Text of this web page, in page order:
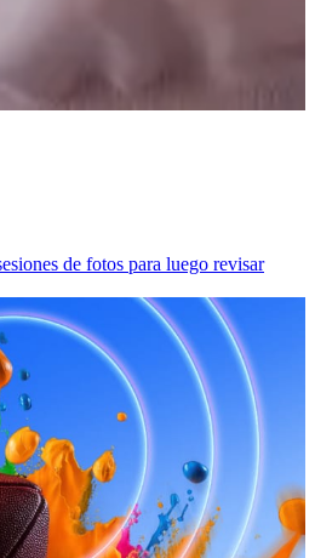
de fotos para luego revisar